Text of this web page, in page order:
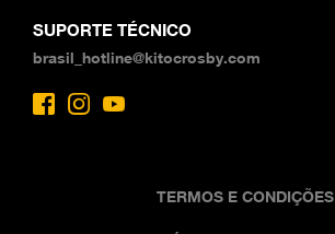
SUPORTE TÉCNICO
brasil_hotline@kitocrosby.com
TERMOS E CONDIÇÕES